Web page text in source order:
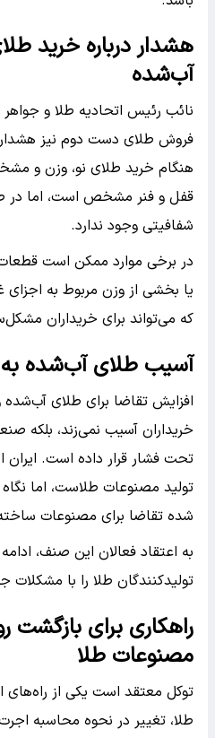
هشدار درباره خرید
آب‌شده
نائب رئیس اتحادیه طلا و
فروش طلای دست دوم نیز هشدار
هنگام خرید طلای نو، وزن و
قفل و فنر مشخص است، اما
شفافیتی وجود ندارد.
در برخی موارد ممکن است
یا بخشی از وزن مربوط به اجزای
که می‌تواند برای خریداران
آسیب طلای آب‌شده
افزایش تقاضا برای طلای
خریداران آسیب نمی‌زند، بلکه
تحت فشار قرار داده است.
تولید مصنوعات طلاست، اما
شده تقاضا برای مصنوعات
به اعتقاد فعالان این صنف،
تولیدکنندگان طلا را با
راهکاری برای بازگشت
مصنوعات طلا
توکل معتقد است یکی از راه‌های
طلا، تغییر در نحوه محاسبه